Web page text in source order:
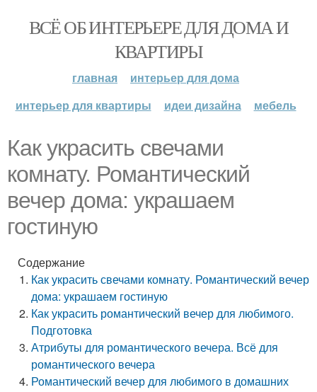
ВСЁ ОБ ИНТЕРЬЕРЕ ДЛЯ ДОМА И
КВАРТИРЫ
главная
интерьер для дома
интерьер для квартиры
идеи дизайна мебель
Как украсить свечами
комнату. Романтический
вечер дома: украшаем
гостиную
Содержание
Как украсить свечами комнату. Романтический вечер
дома: украшаем гостиную
Как украсить романтический вечер для любимого.
Подготовка
Атрибуты для романтического вечера. Всё для
романтического вечера
Романтический вечер для любимого в домашних